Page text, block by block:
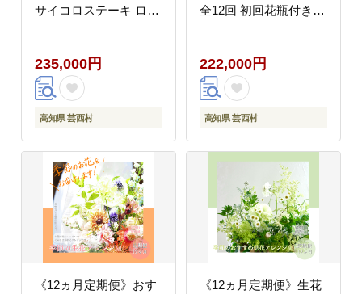
サイコロステーキ ロー
選 赤身 牛 牛肉 和牛 国
産 天下味 エイジング工
法 熟成肉 お取り寄せ
235,000円
高知県 芸西村
全12回 初回花瓶付き
すすめ 可愛い キレイ
おしゃれ 季節のお花
222,000円
高知県 芸西村
《12ヵ月定期便》おす
《12ヵ月定期便》生花